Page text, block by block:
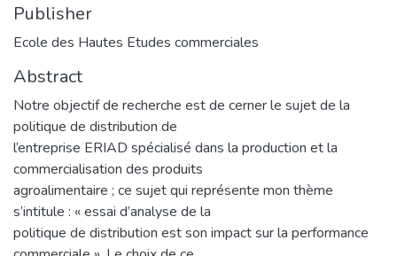
Publisher
Ecole des Hautes Etudes commerciales
Abstract
Notre objectif de recherche est de cerner le sujet de la
politique de distribution de
l’entreprise ERIAD spécialisé dans la production et la
commercialisation des produits
agroalimentaire ; ce sujet qui représente mon thème
s’intitule : « essai d’analyse de la
politique de distribution est son impact sur la performance